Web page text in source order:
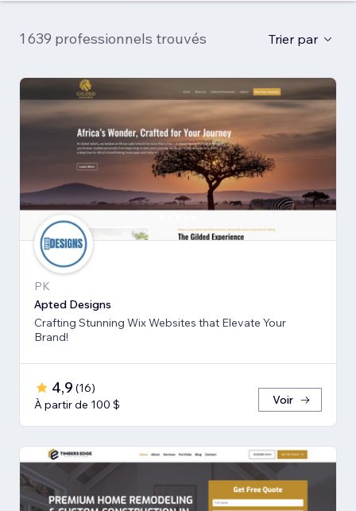
1 639 professionnels trouvés Trier par
PK
Apted Designs
Crafting Stunning Wix Websites that Elevate Your
Brand!
4,9 (16)
À partir de 100 $
Voir